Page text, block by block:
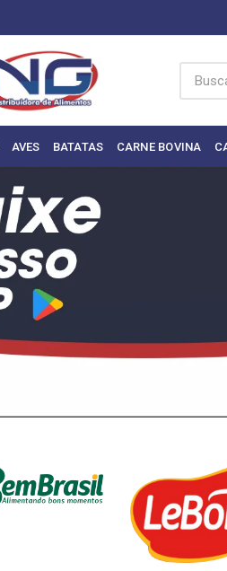
AVES BATATAS CARNE BOVINA